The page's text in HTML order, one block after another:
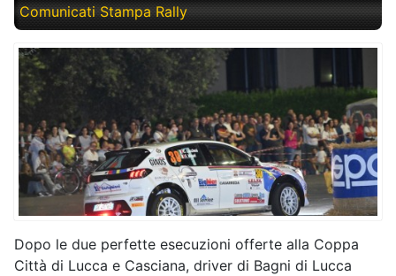
Comunicati Stampa Rally
Dopo le due perfette esecuzioni offerte alla Coppa
Città di Lucca e Casciana, driver di Bagni di Lucca